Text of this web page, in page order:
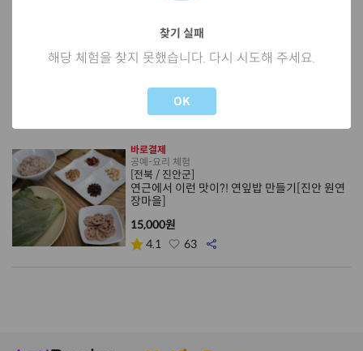
공예-요리 체험
[덕실감빛] 감말랭이 쿠킹클래스 3종 세트
32
공예-요리 체험
바로결제
[전북 / 진안군]
연근에서 이런 맛이?! 연잎밥 만들기[진안 원연
장마을]
15,000원
4.1
63
찾기 실패
해당 체험을 찾지 못했습니다. 다시 시도해 주세요.
OK